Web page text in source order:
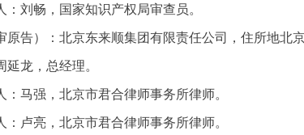
：刘畅，国家知识产权局审查员。
原告）：北京东来顺集团有限责任公司，住所地北京
龙，总经理。
：马强，北京市君合律师事务所律师。
：卢亮，北京市君合律师事务所律师。